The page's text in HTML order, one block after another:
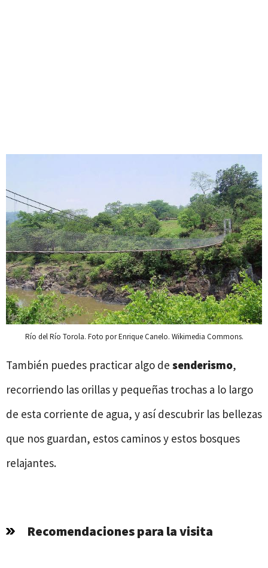
Río del Río Torola. Foto por Enrique Canelo. Wikimedia Commons.
También puedes practicar algo de senderismo,
recorriendo las orillas y pequeñas trochas a lo largo
de esta corriente de agua, y así descubrir las bellezas
que nos guardan, estos caminos y estos bosques
relajantes.
Recomendaciones para la visita